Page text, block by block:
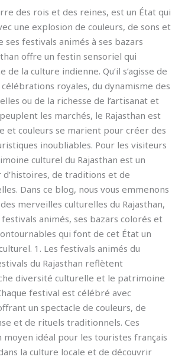
des rois et des reines, est un État qui
une explosion de couleurs, de sons et
ses festivals animés à ses bazars
offre un festin sensoriel qui
de la culture indienne. Qu’il s’agisse de
royales, du dynamisme des
ou de la richesse de l’artisanat et
les marchés, le Rajasthan est
et couleurs se marient pour créer des
inoubliables. Pour les visiteurs
culturel du Rajasthan est un
de traditions et de
Dans ce blog, nous vous emmenons
merveilles culturelles du Rajasthan,
animés, ses bazars colorés et
qui font de cet État un
1. Les festivals animés du
du Rajasthan reflètent
diversité culturelle et le patrimoine
festival est célébré avec
un spectacle de couleurs, de
et de rituels traditionnels. Ces
moyen idéal pour les touristes français
la culture locale et de découvrir